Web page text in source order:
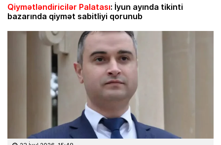
Qiymətləndiricilər Palatası: İyun ayında tikinti
bazarında qiymət sabitliyi qorunub